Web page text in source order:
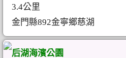
3.4公里
金門縣892金寧鄉慈湖
后湖海濱公園